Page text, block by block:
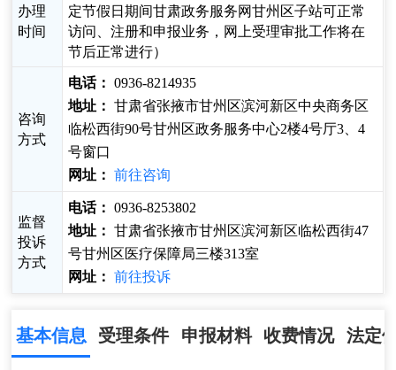
办理
时间
定节假日期间甘肃政务服务网甘州区子站可正常
访问、注册和申报业务，网上受理审批工作将在
节后正常进行）
咨询
方式
电话： 0936-8214935
地址： 甘肃省张掖市甘州区滨河新区中央商务区
临松西街90号甘州区政务服务中心2楼4号厅3、4
号窗口
网址： 前往咨询
监督
投诉
方式
电话： 0936-8253802
地址： 甘肃省张掖市甘州区滨河新区临松西街47
号甘州区医疗保障局三楼313室
网址： 前往投诉
基本信息 受理条件 申报材料 收费情况 法定